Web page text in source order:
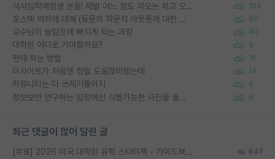
석사입학예정생 분들! 제발 어느 정도 각오는 하고 오세요. 156
포스텍 억까에 대해 (동문의 학문적 아웃풋에 대한 반박) 50
교수님이 슬럼프에 빠지게 되는 과정 40
대학원 어디로 가야할까요? 5
편애 하는 방법 16
이사이트가 처음엔 정말 도움많이됐는데 14
커뮤니티는 다 쓰레기통이지 6
정보보안 연구하는 입장에선 식별가능한 사진을 올리는건 비추이긴함 6
최근 댓글이 많이 달린 글
[무료] 2026 미국 대학원 유학 스타터팩 - 가이드북 & 합격자 컨택메일 템플릿 647